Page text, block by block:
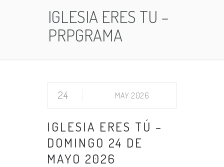
IGLESIA ERES TU –
PRPGRAMA
24 MAY 2026
IGLESIA ERES TÚ –
DOMINGO 24 DE
MAYO 2026